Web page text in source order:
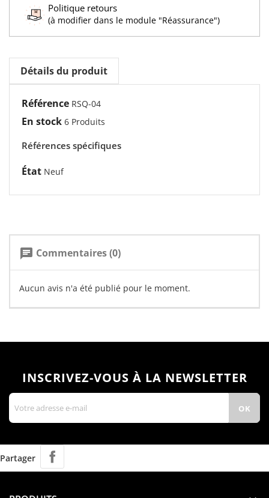
Politique retours
(à modifier dans le module "Réassurance")
Détails du produit
Référence RSQ-04
En stock 6 Produits
Références spécifiques
État Neuf
chat Commentaires (0)
Aucun avis n'a été publié pour le moment.
INSCRIVEZ-VOUS À LA NEWSLETTER
Partager